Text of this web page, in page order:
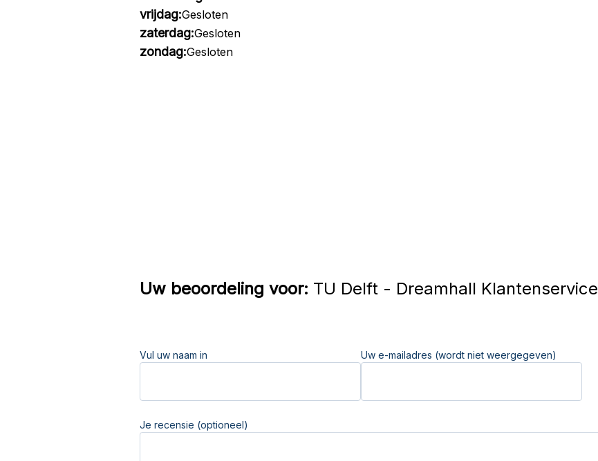
vrijdag:Gesloten
zaterdag:Gesloten
zondag:Gesloten
Uw beoordeling voor: TU Delft - Dreamhall Klantenservice
Vul uw naam in Uw e-mailadres (wordt niet weergegeven)
Je recensie (optioneel)